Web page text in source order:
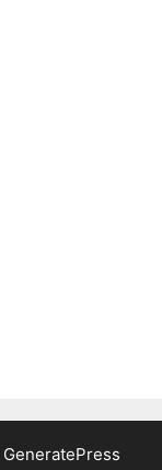
GeneratePress